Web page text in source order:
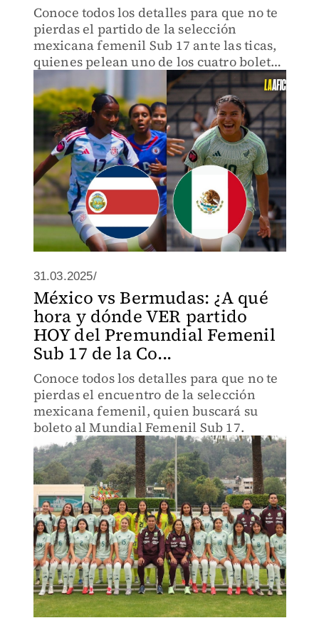
Conoce todos los detalles para que no te
pierdas el partido de la selección
mexicana femenil Sub 17 ante las ticas,
quienes pelean uno de los cuatro boletos
al Mundial de la especialidad.
31.03.2025/
México vs Bermudas: ¿A qué
hora y dónde VER partido
HOY del Premundial Femenil
Sub 17 de la Co...
Conoce todos los detalles para que no te
pierdas el encuentro de la selección
mexicana femenil, quien buscará su
boleto al Mundial Femenil Sub 17.